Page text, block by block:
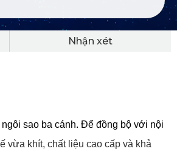
Nhận xét
sao ba cánh. Để đồng bộ với nội
vừa khít, chất liệu cao cấp và khả